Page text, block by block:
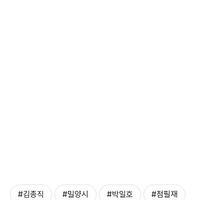
#김종직 #밀양시 #박일호 #점필재